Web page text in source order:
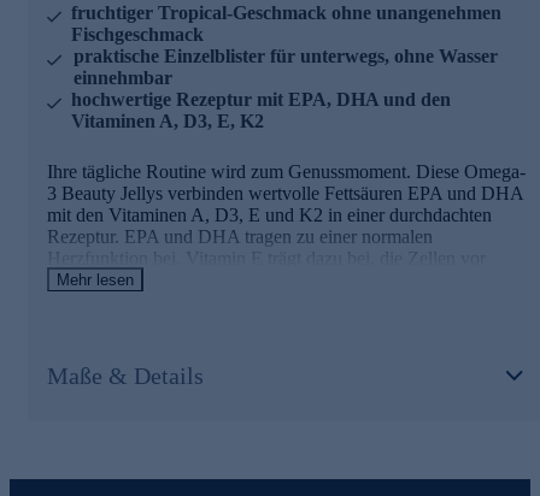
fruchtiger Tropical-Geschmack ohne unangenehmen
Fischgeschmack
praktische Einzelblister für unterwegs, ohne Wasser
einnehmbar
hochwertige Rezeptur mit EPA, DHA und den
Vitaminen A, D3, E, K2
Ihre tägliche Routine wird zum Genussmoment. Diese Omega-
3 Beauty Jellys verbinden wertvolle Fettsäuren EPA und DHA
mit den Vitaminen A, D3, E und K2 in einer durchdachten
Rezeptur. EPA und DHA tragen zu einer normalen
Herzfunktion bei. Vitamin E trägt dazu bei, die Zellen vor
oxidativem Stress zu schützen. Vitamin A und D unterstützen
ganz ohne Wasser. Im hygienischen Einzelblister verpackt,
begleiten sie Sie mühelos durch den Tag. Laktosefrei,
Mehr lesen
Maße & Details